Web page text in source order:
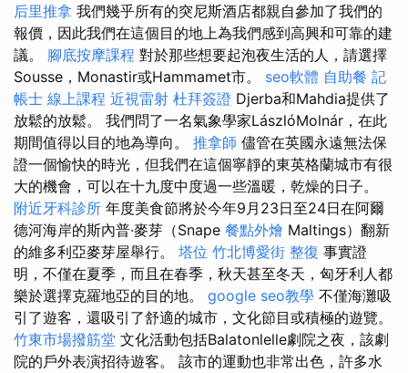
后里推拿 我們幾乎所有的突尼斯酒店都親自參加了我們的
報價，因此我們在這個目的地上為我們感到高興和可靠的建
議。 腳底按摩課程 對於那些想要起泡夜生活的人，請選擇
Sousse，Monastir或Hammamet市。 seo軟體 自助餐 記
帳士 線上課程 近視雷射 杜拜簽證 Djerba和Mahdia提供了
放鬆的放鬆。 我們問了一名氣象學家LászlóMolnár，在此
期間值得以目的地為導向。 推拿師 儘管在英國永遠無法保
證一個愉快的時光，但我們在這個寧靜的東英格蘭城市有很
大的機會，可以在十九度中度過一些溫暖，乾燥的日子。
附近牙科診所 年度美食節將於今年9月23日至24日在阿爾
德河海岸的斯內普·麥芽（Snape 餐點外燴 Maltings）翻新
的維多利亞麥芽屋舉行。 塔位 竹北博愛街 整復 事實證
明，不僅在夏季，而且在春季，秋天甚至冬天，匈牙利人都
樂於選擇克羅地亞的目的地。 google seo教學 不僅海灘吸
引了遊客，還吸引了舒適的城市，文化節目或積極的遊覽。
竹東市場撥筋堂 文化活動包括Balatonlelle劇院之夜，該劇
院的戶外表演招待遊客。 該市的運動也非常出色，許多水